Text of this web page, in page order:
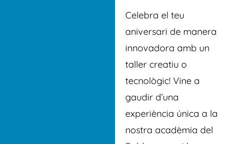
Celebra el teu
aniversari de manera
innovadora amb un
taller creatiu o
tecnològic! Vine a
gaudir d’una
experiència única a la
nostra acadèmia del